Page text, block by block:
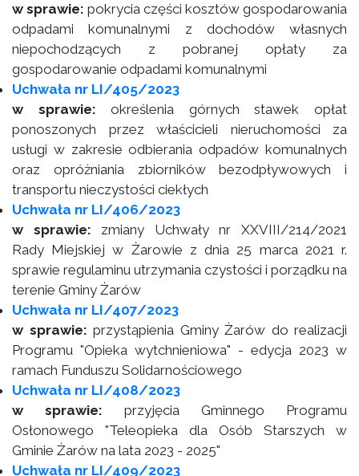
w sprawie: pokrycia części kosztów gospodarowania
odpadami komunalnymi z dochodów własnych
niepochodzących z pobranej opłaty za
gospodarowanie odpadami komunalnymi
Uchwała nr LI/405/2023
w sprawie: określenia górnych stawek opłat
ponoszonych przez właścicieli nieruchomości za
usługi w zakresie odbierania odpadów komunalnych
oraz opróżniania zbiorników bezodpływowych i
transportu nieczystości ciekłych
Uchwała nr LI/406/2023
w sprawie: zmiany Uchwały nr XXVIII/214/2021
Rady Miejskiej w Żarowie z dnia 25 marca 2021 r.
sprawie regulaminu utrzymania czystości i porządku na
terenie Gminy Żarów
Uchwała nr LI/407/2023
w sprawie: przystąpienia Gminy Żarów do realizacji
Programu "Opieka wytchnieniowa" - edycja 2023 w
ramach Funduszu Solidarnościowego
Uchwała nr LI/408/2023
w sprawie: przyjęcia Gminnego Programu
Osłonowego "Teleopieka dla Osób Starszych w
Gminie Żarów na lata 2023 - 2025"
Uchwała nr LI/409/2023